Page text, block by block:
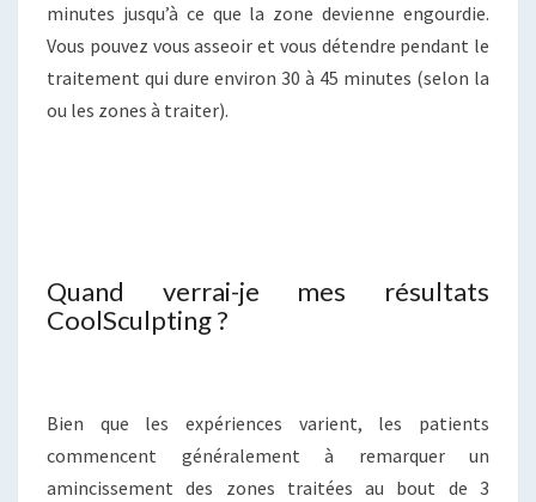
minutes jusqu’à ce que la zone devienne engourdie.
Vous pouvez vous asseoir et vous détendre pendant le
traitement qui dure environ 30 à 45 minutes (selon la
ou les zones à traiter).
Quand verrai-je mes résultats
CoolSculpting ?
Bien que les expériences varient, les patients
commencent généralement à remarquer un
amincissement des zones traitées au bout de 3